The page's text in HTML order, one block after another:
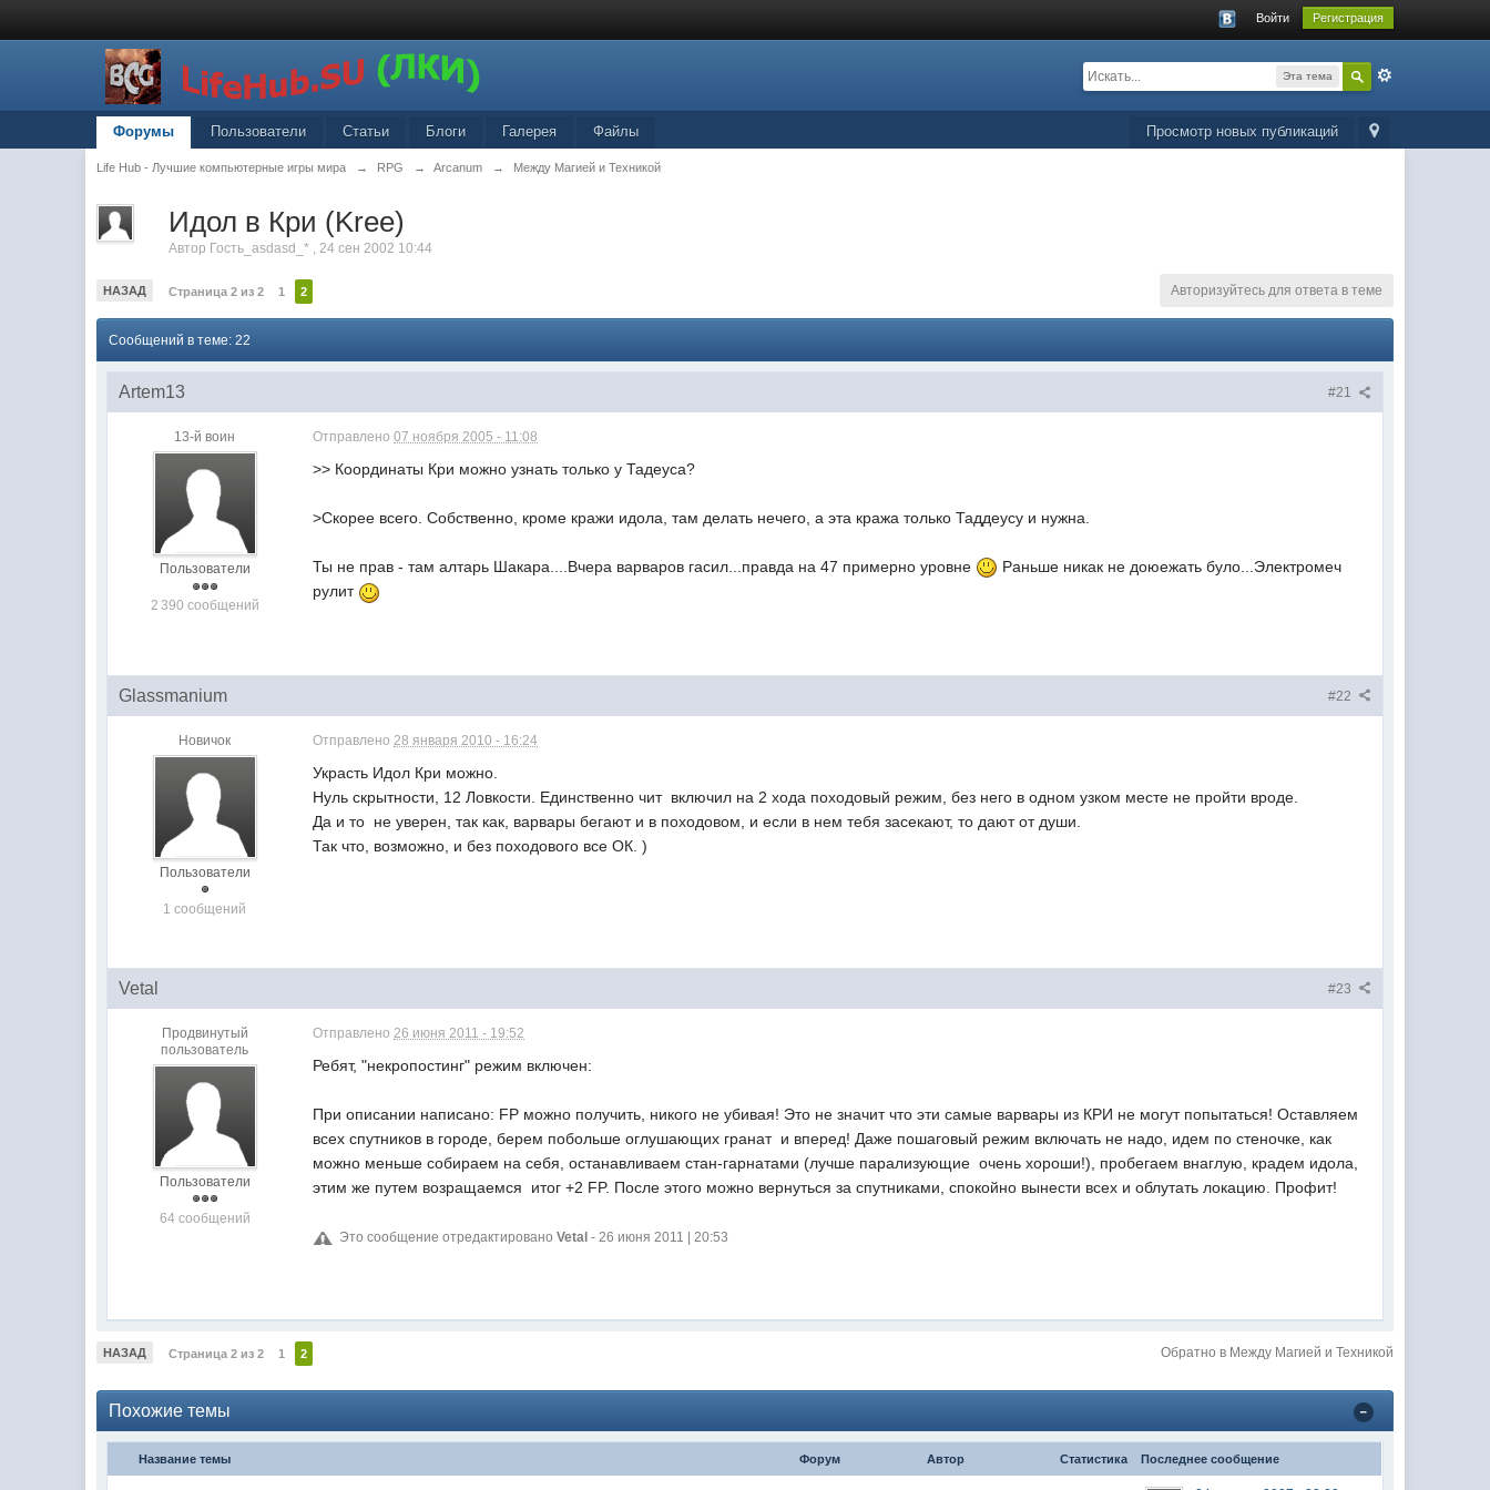
Войти Регистрация
Эта тема
Просмотр новых публикаций
Форумы Пользователи Статьи Блоги Галерея Файлы
Life Hub - Лучшие компьютерные игры мира → RPG → Arcanum → Между Магией и Техникой
Идол в Кри (Kree)
Автор Гость_asdasd_* ,24 сен 2002 10:44
НАЗАД Страница 2 из 2 1 2 Авторизуйтесь для ответа в теме
Сообщений в теме: 22
#21
Artem13
13-й воин
Пользователи
2 390 сообщений
Отправлено07 ноября 2005 - 11:08
>> Координаты Кри можно узнать только у Тадеуса?
>Скорее всего. Собственно, кроме кражи идола, там делать нечего, а эта кража только Таддеусу и нужна.
Ты не прав - там алтарь Шакара....Вчера варваров гасил...правда на 47 примерно уровне
Раньше никак не доюежать було...Электромеч
рулит
#22
Glassmanium
Новичок
Пользователи
1 сообщений
Отправлено 28 января 2010 - 16:24
Украсть Идол Кри можно.
Нуль скрытности, 12 Ловкости. Единственно чит  включил на 2 хода походовый режим, без него в одном узком месте не пройти вроде.
Да и то  не уверен, так как, варвары бегают и в походовом, и если в нем тебя засекают, то дают от души.
Так что, возможно, и без походового все ОК. )
#23
Vetal
Продвинутый
пользователь
Пользователи
64 сообщений
Отправлено 26 июня 2011 - 19:52
Ребят, "некропостинг" режим включен:
При описании написано: FP можно получить, никого не убивая! Это не значит что эти самые варвары из КРИ не могут попытаться! Оставляем
всех спутников в городе, берем побольше оглушающих гранат  и вперед! Даже пошаговый режим включать не надо, идем по стеночке, как
можно меньше собираем на себя, останавливаем стан-гарнатами (лучше парализующие  очень хороши!), пробегаем внаглую, крадем идола,
этим же путем возращаемся  итог +2 FP. После этого можно вернуться за спутниками, спокойно вынести всех и облутать локацию. Профит!
Это сообщение отредактированоVetal - 26 июня 2011 | 20:53
НАЗАД Страница 2 из 2 1 2 Обратно в Между Магией и Техникой
Похожие темы
Название темы Форум Автор Статистика Последнее сообщение